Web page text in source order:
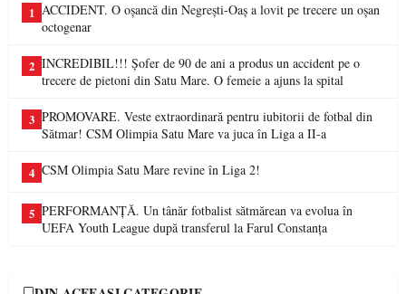
1 ACCIDENT. O oșancă din Negrești-Oaș a lovit pe trecere un oșan
octogenar
2 INCREDIBIL!!! Șofer de 90 de ani a produs un accident pe o
trecere de pietoni din Satu Mare. O femeie a ajuns la spital
3 PROMOVARE. Veste extraordinară pentru iubitorii de fotbal din
Sătmar! CSM Olimpia Satu Mare va juca în Liga a II-a
4 CSM Olimpia Satu Mare revine în Liga 2!
5 PERFORMANȚĂ. Un tânăr fotbalist sătmărean va evolua în
UEFA Youth League după transferul la Farul Constanța